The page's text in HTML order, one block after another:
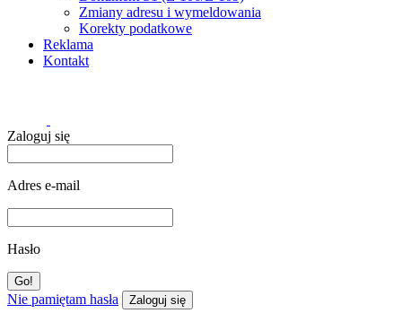
Zmiany adresu i wymeldowania
Korekty podatkowe
Reklama
Kontakt
Zaloguj się
Adres e-mail
Hasło
Nie pamiętam hasła Zaloguj się